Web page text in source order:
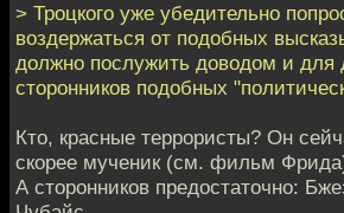
> Троцкого уже убедительно
воздержаться от подобных
должно послужить доводом и для
сторонников подобных
Кто, красные террористы? Он
скорее мученик (см. фильм
А сторонников предостаточно: